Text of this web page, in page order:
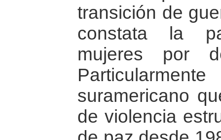
transición de
constata la
mujeres por
suramericano
de violencia